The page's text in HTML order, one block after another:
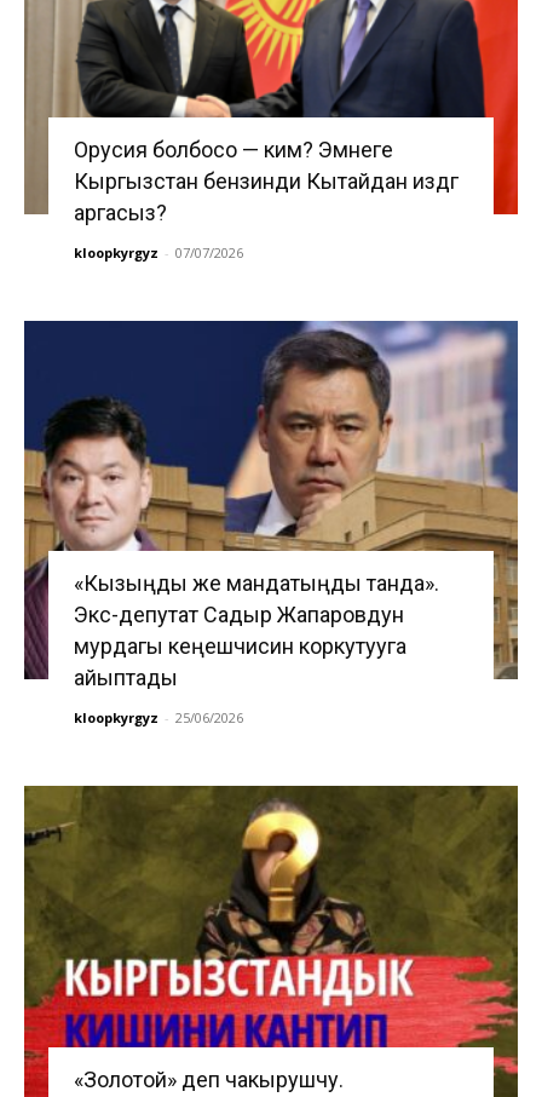
Орусия болбосо — ким? Эмнеге
Кыргызстан бензинди Кытайдан издөөгө
аргасыз?
kloopkyrgyz - 07/07/2026
«Кызыңды же мандатыңды танда».
Экс-депутат Садыр Жапаровдун
мурдагы кеңешчисин коркутууга
айыптады
kloopkyrgyz - 25/06/2026
«Золотой» деп чакырушчу.